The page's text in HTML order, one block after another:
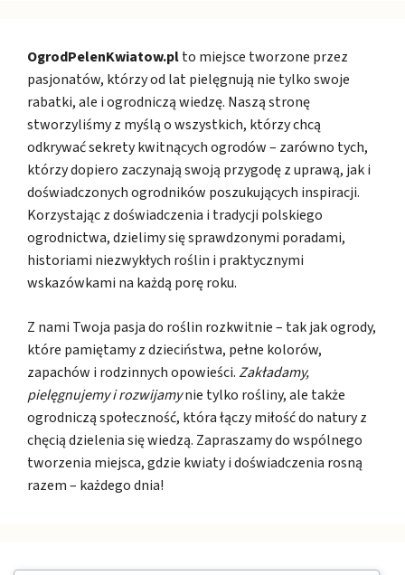
OgrodPelenKwiatow.plto miejsce tworzone przez
pasjonatów, którzy od lat pielęgnują nie tylko swoje
rabatki, ale i ogrodniczą wiedzę. Naszą stronę
stworzyliśmy z myślą o wszystkich, którzy chcą
odkrywać sekrety kwitnących ogrodów – zarówno tych,
którzy dopiero zaczynają swoją przygodę z uprawą, jak i
doświadczonych ogrodników poszukujących inspiracji.
Korzystając z doświadczenia i tradycji polskiego
ogrodnictwa, dzielimy się sprawdzonymi poradami,
historiami niezwykłych roślin i praktycznymi
wskazówkami na każdą porę roku.
Z nami Twoja pasja do roślin rozkwitnie – tak jak ogrody,
które pamiętamy z dzieciństwa, pełne kolorów,
zapachów i rodzinnych opowieści.Zakładamy,
pielęgnujemy i rozwijamynie tylko rośliny, ale także
ogrodniczą społeczność, która łączy miłość do natury z
chęcią dzielenia się wiedzą. Zapraszamy do wspólnego
tworzenia miejsca, gdzie kwiaty i doświadczenia rosną
razem – każdego dnia!